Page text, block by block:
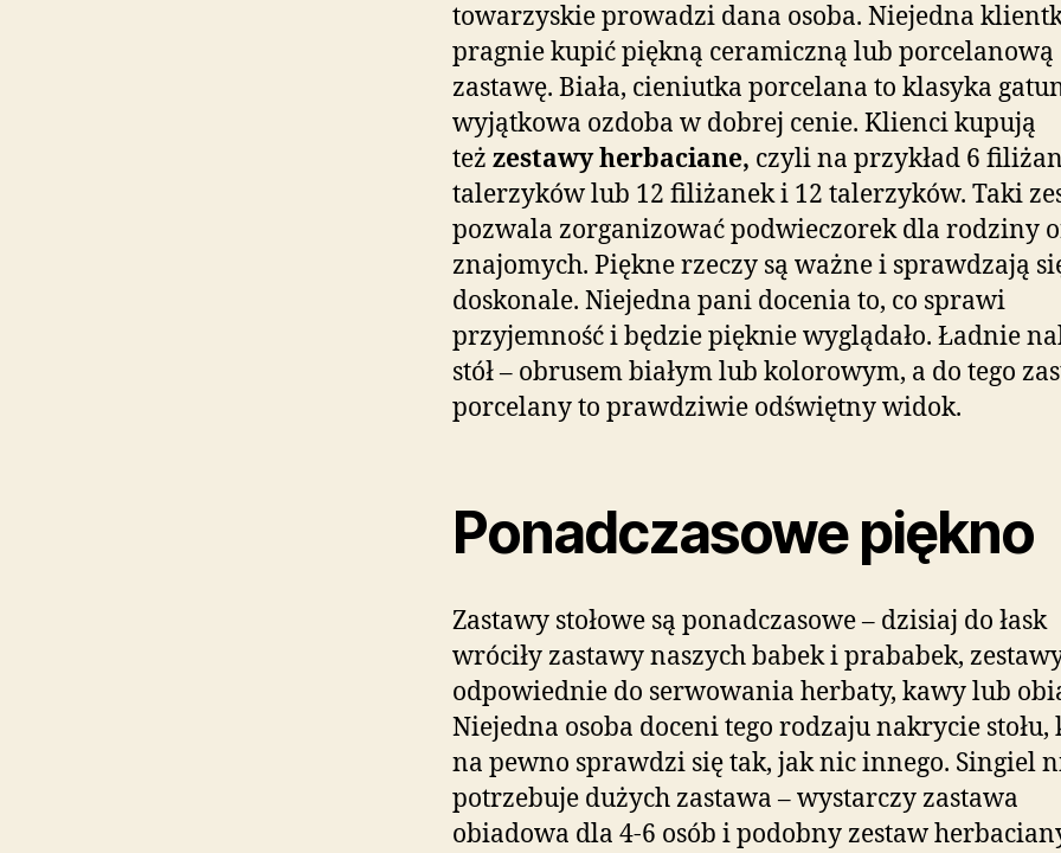
towarzyskie prowadzi dana osoba. Niejedna
pragnie kupić piękną ceramiczną lub porcelanową
zastawę. Biała, cieniutka porcelana to klasyka
wyjątkowa ozdoba w dobrej cenie. Klienci kupują
też zestawy herbaciane, czyli na przykład 6
talerzyków lub 12 filiżanek i 12 talerzyków. Taki
pozwala zorganizować podwieczorek dla rodziny
znajomych. Piękne rzeczy są ważne i sprawdzają
doskonale. Niejedna pani docenia to, co sprawi
przyjemność i będzie pięknie wyglądało. Ładnie
stół – obrusem białym lub kolorowym, a do tego
porcelany to prawdziwie odświętny widok.
Ponadczasowe piękno
Zastawy stołowe są ponadczasowe – dzisiaj do łask
wróciły zastawy naszych babek i prababek,
odpowiednie do serwowania herbaty, kawy lub
Niejedna osoba doceni tego rodzaju nakrycie stołu,
na pewno sprawdzi się tak, jak nic innego. Singiel
potrzebuje dużych zastawa – wystarczy zastawa
obiadowa dla 4-6 osób i podobny zestaw